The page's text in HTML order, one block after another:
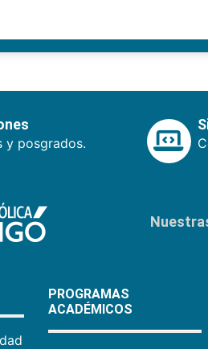
y posgrados.
PROGRAMAS
ACADÉMICOS